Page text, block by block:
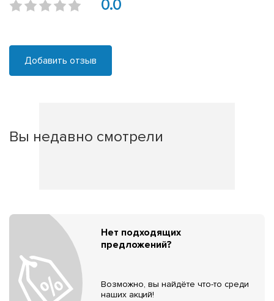
0.0
Добавить отзыв
Вы недавно смотрели
Нет подходящих
предложений?
Возможно, вы найдёте что-то среди
наших акций!